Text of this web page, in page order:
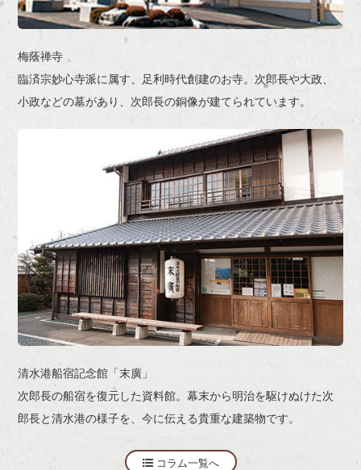
梅蔭禅寺
臨済宗妙心寺派に属す、足利時代創建のお寺。次郎長や大政、
小政などの墓があり、次郎長の銅像が建てられています。
清水港船宿記念館「末廣」
次郎長の船宿を復元した資料館。幕末から明治を駆けぬけた次
郎長と清水港の様子を、今に伝える貴重な建築物です。
コラム一覧へ